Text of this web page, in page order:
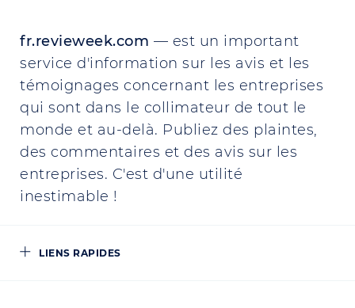
fr.revieweek.com — est un important
service d'information sur les avis et les
témoignages concernant les entreprises
qui sont dans le collimateur de tout le
monde et au-delà. Publiez des plaintes,
des commentaires et des avis sur les
entreprises. C'est d'une utilité
inestimable !
LIENS RAPIDES